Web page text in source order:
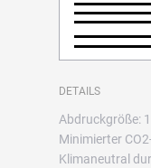
DETAILS
Abdruckgröße:
Minimierter
Klimaneutral